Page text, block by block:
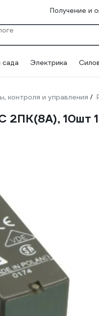
Получение и
сада Электрика
контроля и управления /
2ПК(8А), 10шт